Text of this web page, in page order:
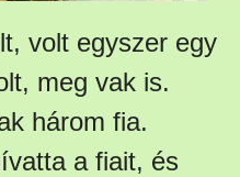
volt egyszer egy
meg vak is.
három fia.
a fiait, és